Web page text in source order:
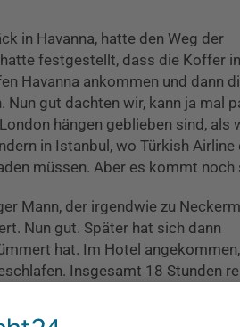
in Havanna, hatte den Weg der
festgestellt, dass die Koffer
Havanna ankommen und dann
gut dachten wir, kann ja mal
hängen geblieben sind, als
in Istanbul, wo Türkish Airline
müssen. Aber es kommt noch
Mann, der irgendwie zu
Nun gut. Später hat sich dann
hat. Im Hotel
Insgesamt 18 Stunden